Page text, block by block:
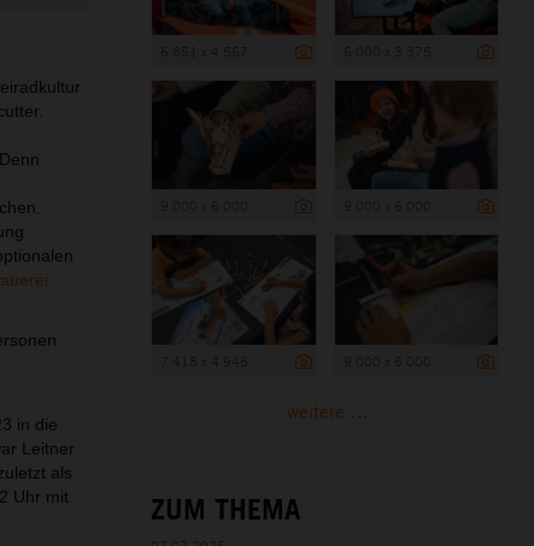
in die
Leitner
als
Uhr mit
weitere ...
ZUM THEMA